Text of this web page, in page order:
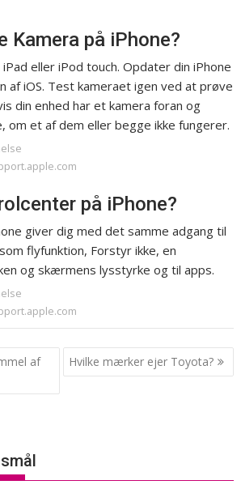
Kamera på iPhone?
eller iPod touch. Opdater din iPhone
af iOS. Test kameraet igen ved at prøve
din enhed har et kamera foran og
om et af dem eller begge ikke fungerer.
på iPhone?
giver dig med det samme adgang til
flyfunktion, Forstyr ikke, en
og skærmens lysstyrke og til apps.
af
Hvilke mærker ejer Toyota?